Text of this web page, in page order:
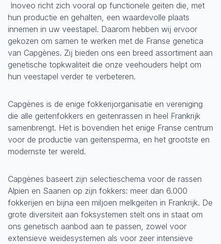
Inoveo richt zich vooral op functionele geiten die, met
hun productie en gehalten, een waardevolle plaats
innemen in uw veestapel. Daarom hebben wij ervoor
gekozen om samen te werken met de Franse genetica
van Capgènes. Zij bieden ons een breed assortiment aan
genetische topkwaliteit die onze veehouders helpt om
hun veestapel verder te verbeteren.
Capgènes is de enige fokkerijorganisatie en vereniging
die alle geitenfokkers en geitenrassen in heel Frankrijk
samenbrengt. Het is bovendien het enige Franse centrum
voor de productie van geitensperma, en het grootste en
modernste ter wereld.
Capgènes baseert zijn selectieschema voor de rassen
Alpien en Saanen op zijn fokkers: meer dan 6.000
fokkerijen en bijna een miljoen melkgeiten in Frankrijk. De
grote diversiteit aan foksystemen stelt ons in staat om
ons genetisch aanbod aan te passen, zowel voor
extensieve weidesystemen als voor zeer intensieve